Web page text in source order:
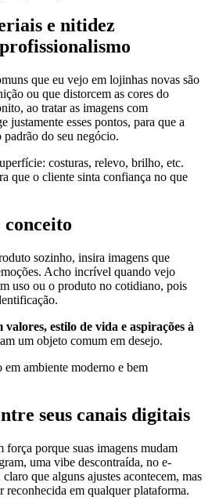
e nitidez
que eu vejo em lojinhas novas são
ou que distorcem as cores do
ao tratar as imagens com
esses pontos, para que a
do seu negócio.
costuras, relevo, brilho, etc.
que o cliente sinta confiança no que
conceito
sozinho, insira imagens que
Acho incrível quando vejo
uso ou o produto no cotidiano, pois
valores, estilo de vida e aspirações à
um objeto comum em desejo.
em ambiente moderno e bem
seus canais digitais
força porque suas imagens mudam
uma vibe descontraída, no e-
que alguns ajustes acontecem, mas
reconhecida em qualquer plataforma.